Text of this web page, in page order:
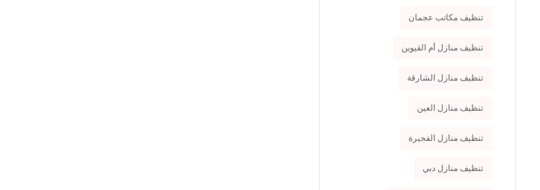
تنظيف مكاتب عجمان
تنظيف منازل أم القيوين
تنظيف منازل الشارقة
تنظيف منازل العين
تنظيف منازل الفجيرة
تنظيف منازل دبي